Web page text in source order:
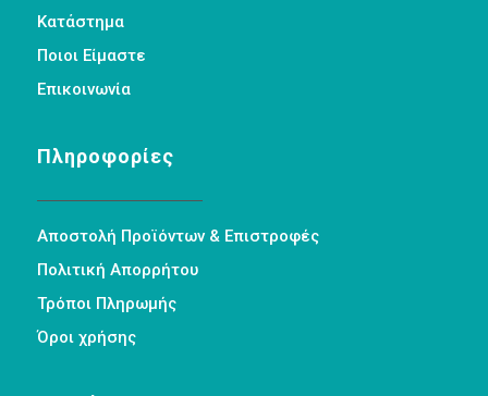
Κατάστημα
Ποιοι Είμαστε
Επικοινωνία
Πληροφορίες
Αποστολή Προϊόντων & Επιστροφές
Πολιτική Απορρήτου
Τρόποι Πληρωμής
Όροι χρήσης